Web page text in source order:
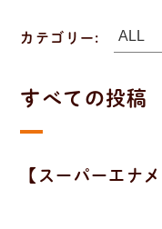
カテゴリー:
すべての投稿
【スーパーエナ